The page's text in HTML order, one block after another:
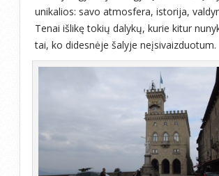
unikalios: savo atmosfera, istorija,
Tenai išlikę tokių dalykų, kurie kitur
tai, ko didesnėje šalyje neįsivaizduotum.